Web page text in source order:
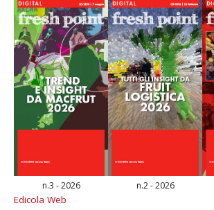
n.3 - 2026 n.2 - 2026
Edicola Web